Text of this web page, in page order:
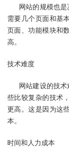
网站的规模也是
需要几个页面和基
页面、功能模块和
高。
技术难度
网站建设的技术
些比较复杂的技术
更高。这是因为这
本。
时间和人力成本